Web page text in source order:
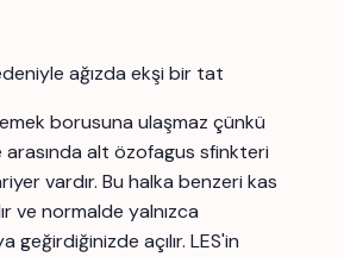
ağızda ekşi bir tat
borusuna ulaşmaz çünkü
alt özofagus sfinkteri
vardır. Bu halka benzeri kas
ve normalde yalnızca
açılır. LES'in